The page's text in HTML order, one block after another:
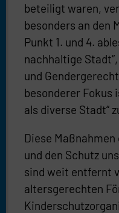
beteiligt waren,
besonders an den
Punkt 1. und 4.
nachhaltige
und
besonderer Fokus
als diverse Stadt“
Diese
und den Schutz
sind weit entfernt
altersgerechten